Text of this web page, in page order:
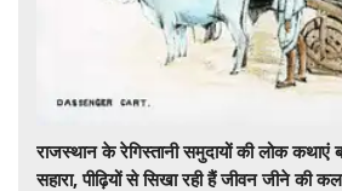
राजस्थान के रेगिस्तानी समुदायों की लोक
सहारा, पीढ़ियों से सिखा रही हैं जीवन जीने की